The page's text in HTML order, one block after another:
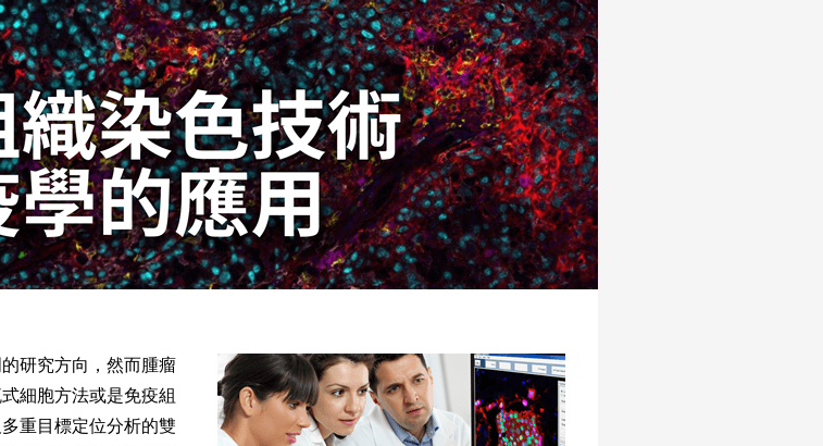
研究方向，然而腫瘤
細胞方法或是免疫組
重目標定位分析的雙